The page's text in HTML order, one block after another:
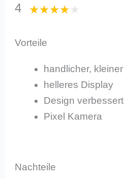
4
Vorteile
handlicher, kleiner
helleres Display
Design verbessert
Pixel Kamera
Nachteile